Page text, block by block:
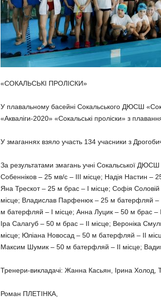
«СОКАЛЬСЬКІ ПРОЛІСКИ»
У плавальному басейні Сокальського ДЮСШ
«Акваліги-2020» «Сокальські проліски» з
У змаганнях взяло участь 134 учасники з
За результатами змагань учні Сокальської
Собенніков – 25 мв/с – ІІІ місце; Надія Настин –
Яна Трескот – 25 м брас – І місце; Софія
місце; Владислав Парфенюк – 25 м батерфляй –
м батерфляй – І місце; Анна Луцик – 50 м брас –
Іра Салагуб – 50 м брас – ІІ місце; Вероніка
місце; Юліана Новосад – 50 м батерфляй – ІІ
Максим Шумик – 50 м батерфляй – ІІ місце;
Тренери-викладачі: Жанна Касьян, Ірина Холод,
Роман ПЛЕТІНКА,